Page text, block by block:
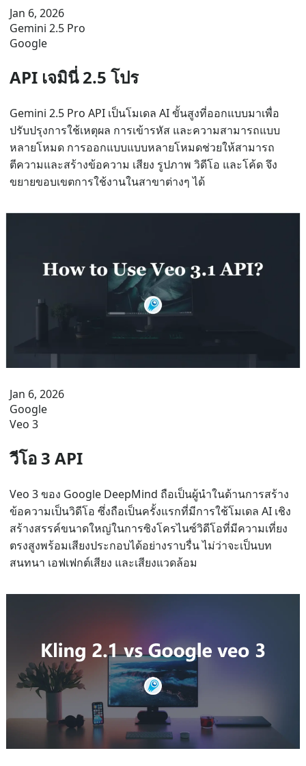
Jan 6, 2026
Gemini 2.5 Pro
Google
API เจมินี่ 2.5 โปร
Gemini 2.5 Pro API เป็นโมเดล AI ขั้นสูงที่ออกแบบมาเพื่อ
ปรับปรุงการใช้เหตุผล การเข้ารหัส และความสามารถแบบ
หลายโหมด การออกแบบแบบหลายโหมดช่วยให้สามารถ
ตีความและสร้างข้อความ เสียง รูปภาพ วิดีโอ และโค้ด จึง
ขยายขอบเขตการใช้งานในสาขาต่างๆ ได้
Jan 6, 2026
Google
Veo 3
วีโอ 3 API
Veo 3 ของ Google DeepMind ถือเป็นผู้นำในด้านการสร้าง
ข้อความเป็นวิดีโอ ซึ่งถือเป็นครั้งแรกที่มีการใช้โมเดล AI เชิง
สร้างสรรค์ขนาดใหญ่ในการซิงโครไนซ์วิดีโอที่มีความเที่ยง
ตรงสูงพร้อมเสียงประกอบได้อย่างราบรื่น ไม่ว่าจะเป็นบท
สนทนา เอฟเฟกต์เสียง และเสียงแวดล้อม